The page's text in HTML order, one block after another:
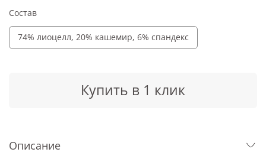
Купить в 1 клик
Состав
74% лиоцелл, 20% кашемир, 6% спандекс
Описание